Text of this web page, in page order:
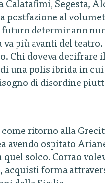
Calatafimi, Segesta,
postfazione al
determinano
va più avanti del
Chi doveva decifrare
una polis ibrida in cui
di disordine
come ritorno alla
avendo ospitato
solco. Corrao
acquisti forma